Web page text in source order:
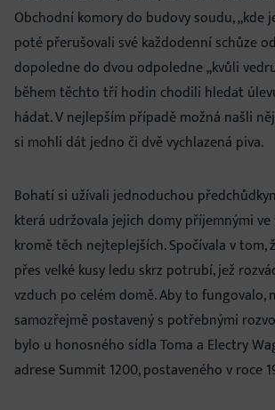
Obchodní komory do budovy soudu, „kde
poté přerušovali své každodenní schůze
dopoledne do dvou odpoledne „kvůli
během těchto tří hodin chodili hledat
hádat. V nejlepším případě možná našli
si mohli dát jedno či dvě vychlazená piva.
Bohatí si užívali jednoduchou
která udržovala jejich domy příjemnými ve
kromě těch nejteplejších. Spočívala v tom,
přes velké kusy ledu skrz potrubí, jež
vzduch po celém domě. Aby to fungovalo,
samozřejmě postavený s potřebnými
bylo u honosného sídla Toma a Electry
adrese Summit 1200, postaveného v roce